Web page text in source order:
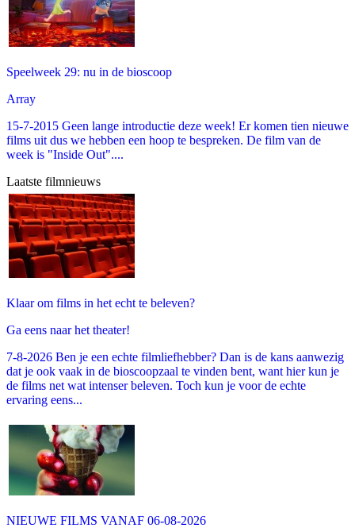
Speelweek 29: nu in de bioscoop
Array
15-7-2015 Geen lange introductie deze week! Er komen tien nieuwe
films uit dus we hebben een hoop te bespreken. De film van de
week is "Inside Out"....
Laatste filmnieuws
Klaar om films in het echt te beleven?
Ga eens naar het theater!
7-8-2026 Ben je een echte filmliefhebber? Dan is de kans aanwezig
dat je ook vaak in de bioscoopzaal te vinden bent, want hier kun je
de films net wat intenser beleven. Toch kun je voor de echte
ervaring eens...
NIEUWE FILMS VANAF 06-08-2026